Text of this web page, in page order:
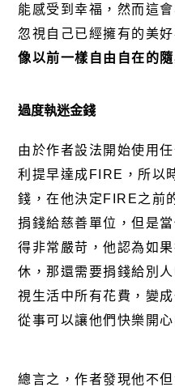
能感受到幸福，然而這
忽視自己已經擁有的美
像以前一樣自由自在的
過度執迷金錢
由於作者設法開始使用
利提早達成FIRE，所以
錢，在他決定FIRE之前
捐錢給慈善單位，但是
得非常嚴苛，他認為如
休，那還需要捐錢給別
視生活中所有花費，變
從事可以讓他們快樂開心
總言之，作者發現他不